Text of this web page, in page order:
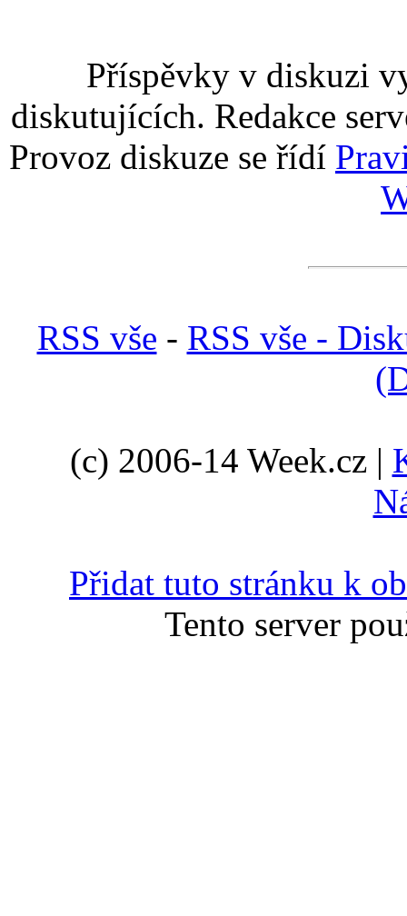
Příspěvky v diskuzi
diskutujících. Redakce
Provoz diskuze se řídí
RSS vše - RSS vše -
(c) 2006-14 Week.cz |
Přidat tuto stránku k
Tento server